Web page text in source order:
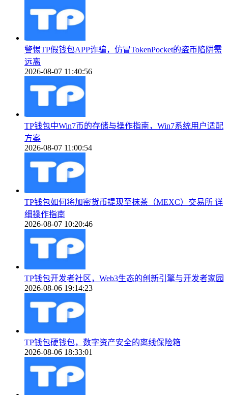
警惕TP假钱包APP诈骗，仿冒TokenPocket的盗币陷阱需
远离
2026-08-07 11:40:56
TP钱包中Win7币的存储与操作指南，Win7系统用户适配
方案
2026-08-07 11:00:54
TP钱包如何将加密货币提现至抹茶（MEXC）交易所 详
细操作指南
2026-08-07 10:20:46
TP钱包开发者社区，Web3生态的创新引擎与开发者家园
2026-08-06 19:14:23
TP钱包硬钱包，数字资产安全的离线保险箱
2026-08-06 18:33:01